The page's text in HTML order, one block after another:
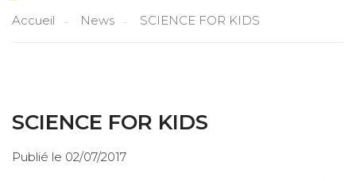
Accueil News SCIENCE FOR KIDS
SCIENCE FOR KIDS
Publié le 02/07/2017